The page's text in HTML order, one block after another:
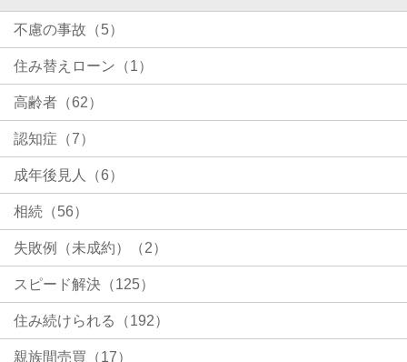
不慮の事故（5）
住み替えローン（1）
高齢者（62）
認知症（7）
成年後見人（6）
相続（56）
失敗例（未成約）（2）
スピード解決（125）
住み続けられる（192）
親族間売買（17）